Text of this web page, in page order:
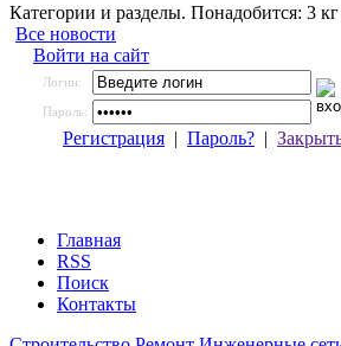
Категории и разделы. Понадобится: 3
Все новости
Войти на сайт
Логин:
Пароль:
Регистрация | Пароль? |
Главная
RSS
Поиск
Контакты